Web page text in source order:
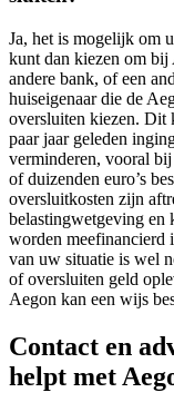
Ja, het is mogelijk om
kunt dan kiezen om bij
andere bank, of een
huiseigenaar die de
oversluiten kiezen. Dit
paar jaar geleden
verminderen, vooral bij
of duizenden euro’s
oversluitkosten zijn
belastingwetgeving en
worden meefinancierd
van uw situatie is wel
of oversluiten geld
Aegon kan een wijs
Contact en
helpt met